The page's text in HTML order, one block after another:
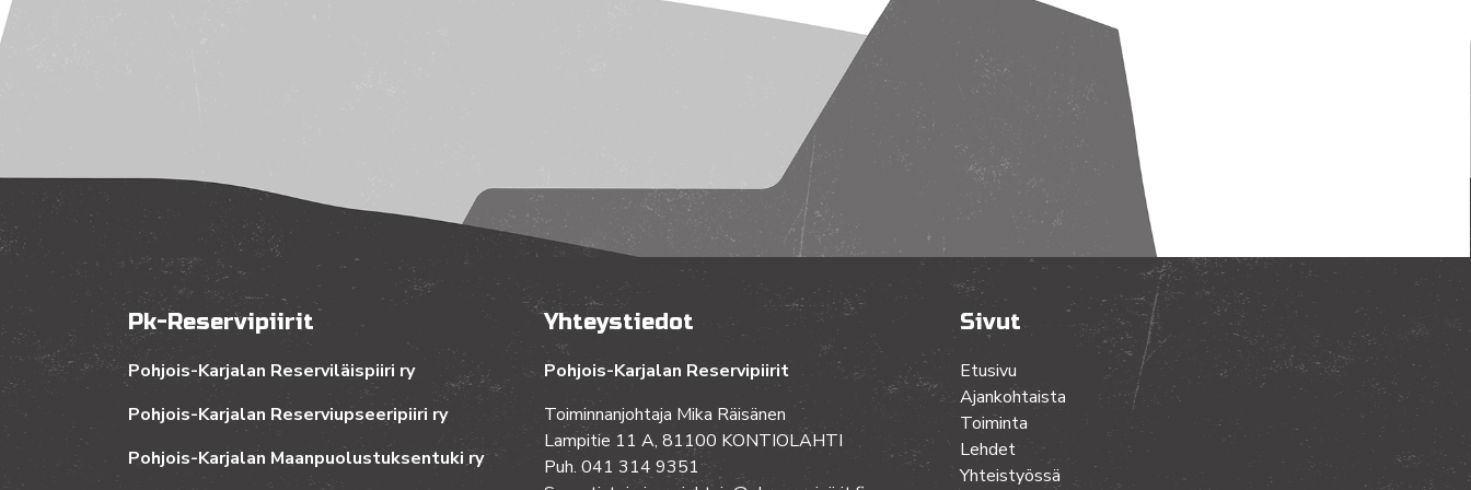
Pk-Reservipiirit
Pohjois-Karjalan Reserviläispiiri ry
Pohjois-Karjalan Reserviupseeripiiri ry
Pohjois-Karjalan Maanpuolustuksentuki ry
Yhteystiedot
Pohjois-Karjalan Reservipiirit
Toiminnanjohtaja Mika Räisänen
Lampitie 11 A, 81100 KONTIOLAHTI
Puh. 041 314 9351
Sivut
Etusivu
Ajankohtaista
Toiminta
Lehdet
Yhteistyössä